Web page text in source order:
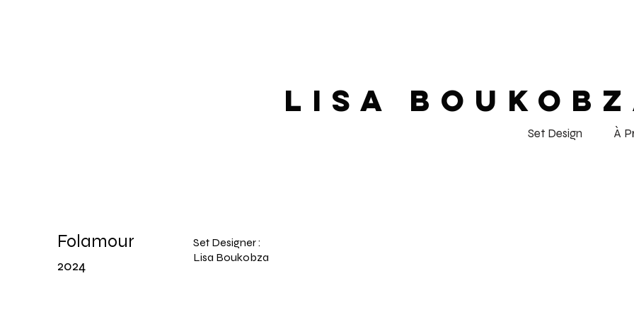
LISA
Set Design À
Folamour
2024
Set Designer :
Lisa Boukobza